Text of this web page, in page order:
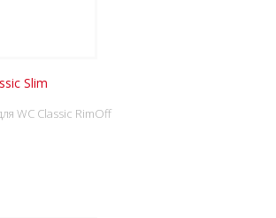
Slim
WC Classic RimOff